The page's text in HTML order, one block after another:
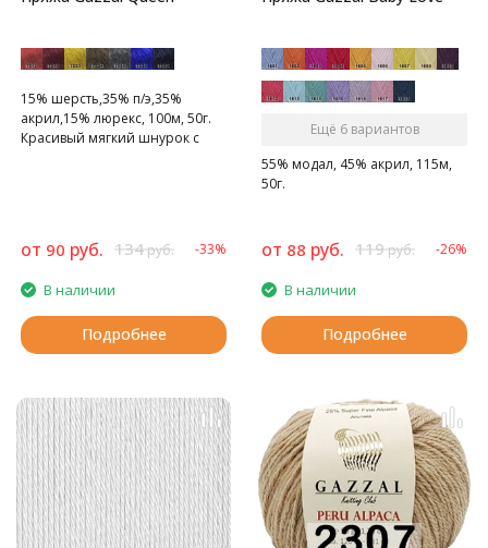
15% шерсть,35% п/э,35%
акрил,15% люрекс, 100м, 50г.
Красивый мягкий шнурок с
от 90 руб. 134руб. -33%
В наличии
Подробнее
Ещё 6 вариантов
55% модал, 45% акрил, 115м,
50г.
от 88 руб. 119руб. -26%
В наличии
Подробнее